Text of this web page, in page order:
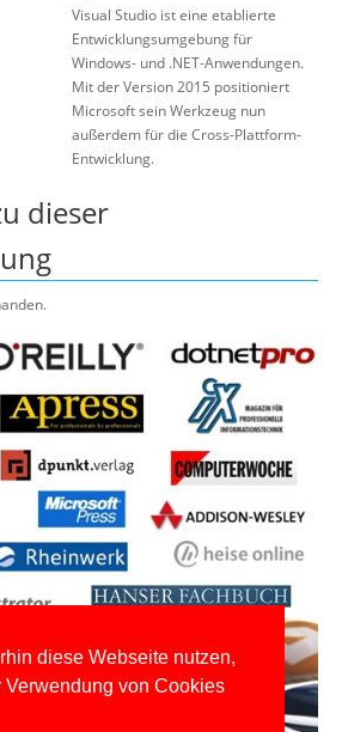
diese Webseite nutzen,
Verwendung von Cookies
Visual Studio ist eine etablierte
Entwicklungsumgebung für
Windows- und .NET-Anwendungen.
Mit der Version 2015 positioniert
Microsoft sein Werkzeug nun
außerdem für die Cross-Plattform-
Entwicklung.
dieser